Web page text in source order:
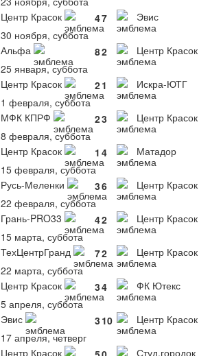
Центр Красок
47 Эвис
30 ноября, суббота
Альфа
82 Центр Красок
25 января, суббота
Центр Красок
21 Искра-ЮТГ
1 февраля, суббота
МФК КПРФ
23 Центр Красок
8 февраля, суббота
Центр Красок
1 4 Матадор
15 февраля, суббота
Русь-Меленки
36 Центр Красок
22 февраля, суббота
Грань-PRO33
42 Центр Красок
15 марта, суббота
ТехЦентрГранд
72 Центр Красок
22 марта, суббота
Центр Красок
34 ФК Ютекс
5 апреля, суббота
Эвис
310 Центр Красок
17 апреля, четверг
Центр Красок
Студ.городок